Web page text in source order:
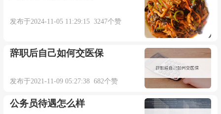
发布于2024-11-05 11:29:15 3247个赞
辞职后自己如何交医保
发布于2021-11-09 05:27:38 682个赞
公务员待遇怎么样